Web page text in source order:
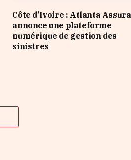
Côte d’Ivoire : Atlanta
annonce une plateforme
numérique de gestion des
sinistres